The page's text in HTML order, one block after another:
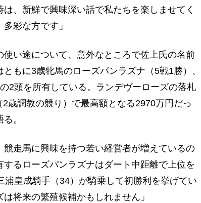
、新鮮で興味深い話で私たちを楽しませてく
彩な方です」
い途について、意外なところで佐上氏の名前
もに3歳牝馬のローズパンラズナ（5戦1勝）、
2頭を所有している。ランデヴーローズの落札
歳調教の競り）で最高額となる2970万円だっ
。
競走馬に興味を持つ若い経営者が増えているの
るローズパンラズナはダート中距離で上位を
浦皇成騎手（34）が騎乗して初勝利を挙げてい
将来の繁殖候補かもしれません」